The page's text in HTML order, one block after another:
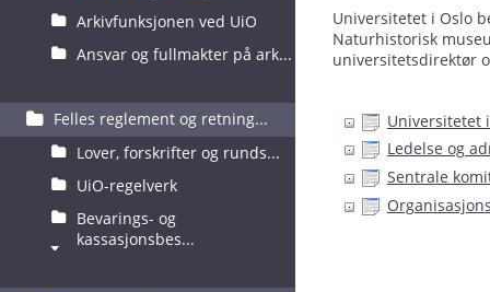
Arkivfunksjonen ved UiO
Ansvar og fullmakter på ark...
Felles reglement og retning...
Lover, forskrifter og runds...
UiO-regelverk
Bevarings- og
kassasjonsbes...
Universitetet i Oslo
Naturhistorisk
universitetsdirektør
Universitetet
Ledelse og
Sentrale